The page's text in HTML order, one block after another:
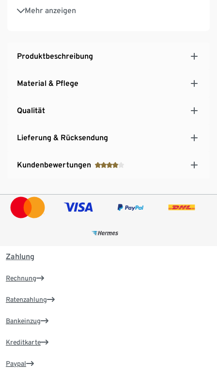
Mehr anzeigen
Füllmenge ca. 950 ml
Hinweis: Neue, verbesserte Version 2022
Produktbeschreibung
Material & Pflege
Qualität
Lieferung & Rücksendung
Kundenbewertungen
Zahlung
Rechnung
Ratenzahlung
Bankeinzug
Kreditkarte
Paypal